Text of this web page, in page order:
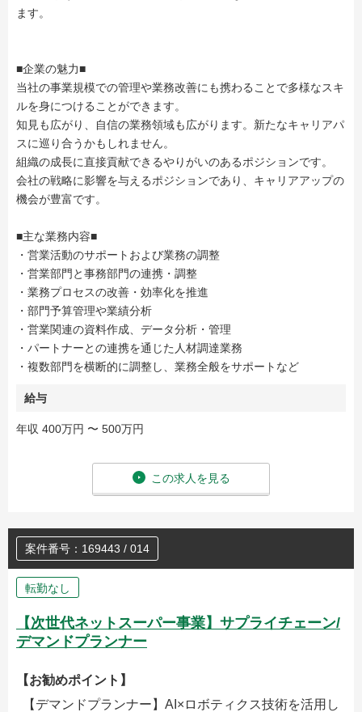
ます。
■企業の魅力■
当社の事業規模での管理や業務改善にも携わることで多様なスキ
ルを身につけることができます。
知見も広がり、自信の業務領域も広がります。新たなキャリアパ
スに巡り合うかもしれません。
組織の成長に直接貢献できるやりがいのあるポジションです。
会社の戦略に影響を与えるポジションであり、キャリアアップの
機会が豊富です。
■主な業務内容■
・営業活動のサポートおよび業務の調整
・営業部門と事務部門の連携・調整
・業務プロセスの改善・効率化を推進
・部門予算管理や業績分析
・営業関連の資料作成、データ分析・管理
・パートナーとの連携を通じた人材調達業務
・複数部門を横断的に調整し、業務全般をサポートなど
給与
年収 400万円 〜 500万円
この求人を見る
案件番号：169443 / 014
転勤なし
【次世代ネットスーパー事業】サプライチェーン/
デマンドプランナー
【お勧めポイント】
【デマンドプランナー】AI×ロボティクス技術を活用し